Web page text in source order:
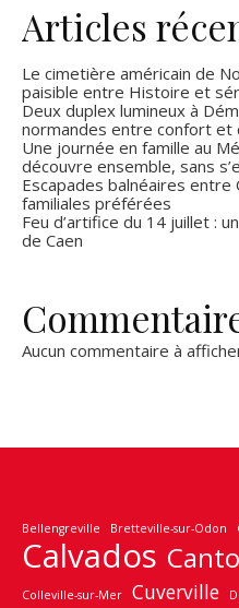
Articles
Le cimetière américain de
paisible entre Histoire et
Deux duplex lumineux à
normandes entre confort et
Une journée en famille au
découvre ensemble, sans
Escapades balnéaires entre
familiales préférées
Feu d’artifice du 14 juillet :
de Caen
Aucun commentaire à
Bellengreville Bretteville-sur-Odon
Calvados
Colleville-sur-Mer Cuverville